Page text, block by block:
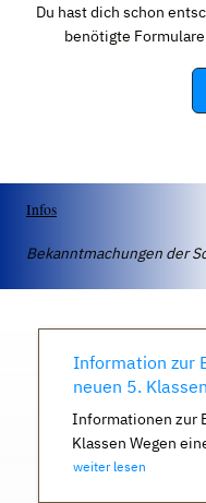
Du hast dich schon
benötigte
Infos
Bekanntmachungen der
Information zur
neuen 5. Klassen
Informationen zur
Klassen Wegen
weiter lesen